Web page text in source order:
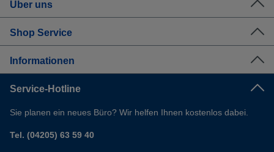
Über uns
Shop Service
Informationen
Service-Hotline
Sie planen ein neues Büro? Wir helfen Ihnen kostenlos dabei.
Tel. (04205) 63 59 40